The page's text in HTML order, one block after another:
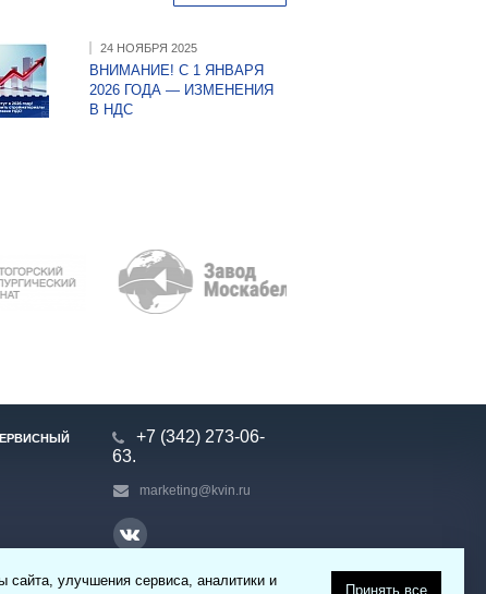
24 НОЯБРЯ 2025
ВНИМАНИЕ! С 1 ЯНВАРЯ
2026 ГОДА — ИЗМЕНЕНИЯ
В НДС
+7 (342) 273-06-
63.
marketing@kvin.ru
улучшения сервиса, аналитики и
Принять все